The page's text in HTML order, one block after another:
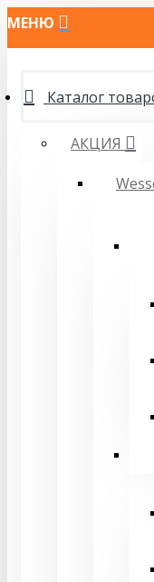
МЕНЮ
Каталог
АКЦИЯ